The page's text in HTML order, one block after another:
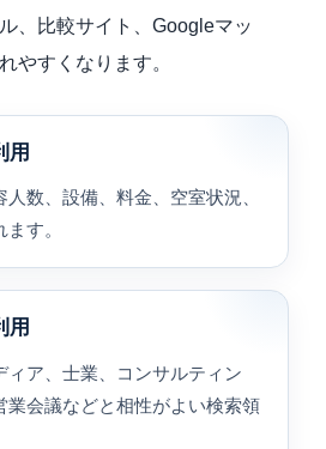
、比較サイト、Googleマッ
やすくなります。
用
数、設備、料金、空室状況、
す。
用
ィア、士業、コンサルティン
業会議などと相性がよい検索領